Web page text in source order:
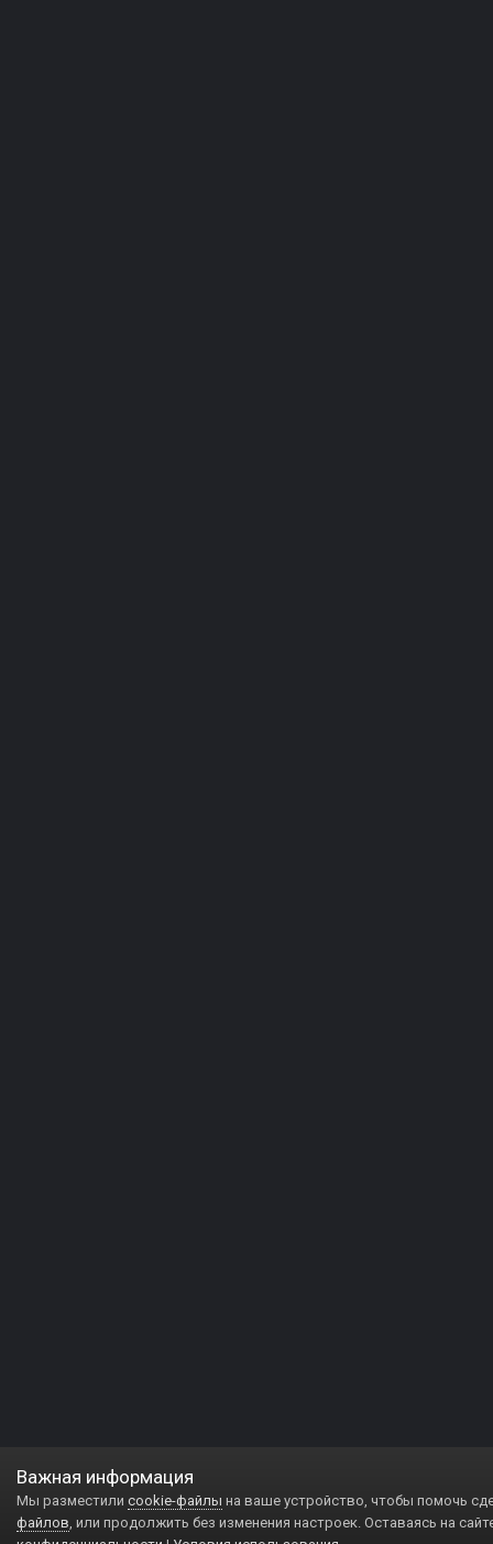
Важная информация
Мы разместили cookie-файлы на ваше устройство, чтобы помочь
файлов, или продолжить без изменения настроек. Оставаясь на